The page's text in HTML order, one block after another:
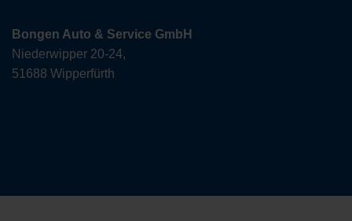
Bongen Auto & Service GmbH
Niederwipper 20-24,
51688 Wipperfürth